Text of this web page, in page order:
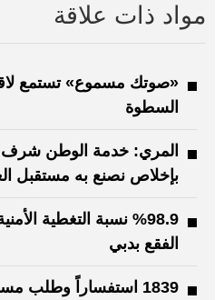
مواد ذات علاقة
«صوتك مسموع» تستمع
السطوة
المري: خدمة الوطن شرف..
بإخلاص نصنع به مستقبل
%98.9 نسبة التغطية
الفقع بدبي
1839 استفساراً وطلب